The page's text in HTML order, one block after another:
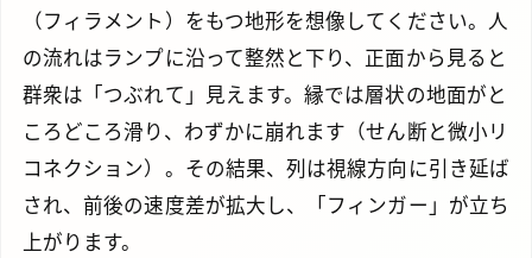
（フィラメント）をもつ地形を想像してください。人
の流れはランプに沿って整然と下り、正面から見ると
群衆は「つぶれて」見えます。縁では層状の地面がと
ころどころ滑り、わずかに崩れます（せん断と微小リ
コネクション）。その結果、列は視線方向に引き延ば
され、前後の速度差が拡大し、「フィンガー」が立ち
上がります。